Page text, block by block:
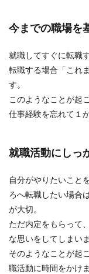
今までの職場を
就職してすぐに転職
転職する場合「これ
す。
このようなことが起
仕事経験を忘れて１
就職活動にしっ
自分がやりたいこと
ろへ転職したい場合
が大切。
ただ内定をもらって
な思いをしてしまいま
そのようなことが起
職活動に時間をかけ